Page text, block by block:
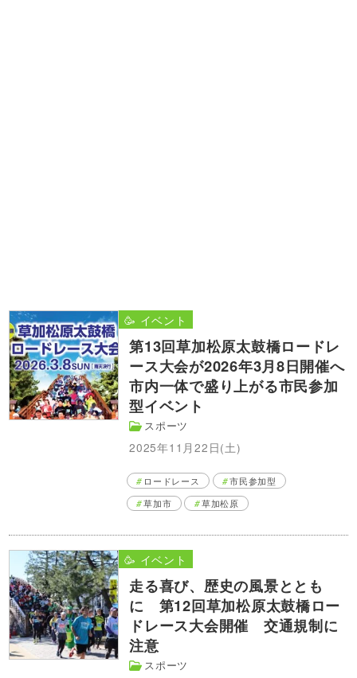
第13回草加松原太鼓橋ロードレ
ース大会が2026年3月8日開催へ
市内一体で盛り上がる市民参加
型イベント
スポーツ
2025年11月22日(土)
🥳 イベント
ロードレース
市民参加型
草加市
草加松原
走る喜び、歴史の風景ととも
に 第12回草加松原太鼓橋ロー
ドレース大会開催 交通規制に
注意
スポーツ
🥳 イベント